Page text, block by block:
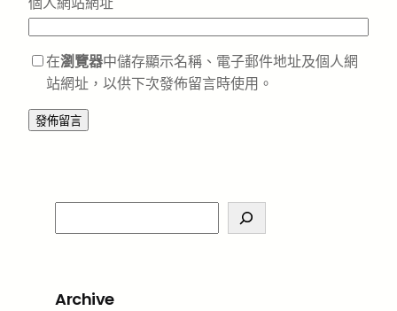
在瀏覽器中儲存顯示名稱、電子郵件地址及個人網
站網址，以供下次發佈留言時使用。
e
c
Archive